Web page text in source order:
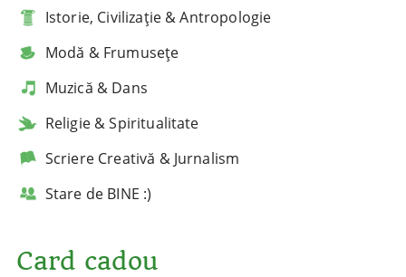
Istorie, Civilizație & Antropologie
Modă & Frumusețe
Muzică & Dans
Religie & Spiritualitate
Scriere Creativă & Jurnalism
Stare de BINE :)
Card cadou